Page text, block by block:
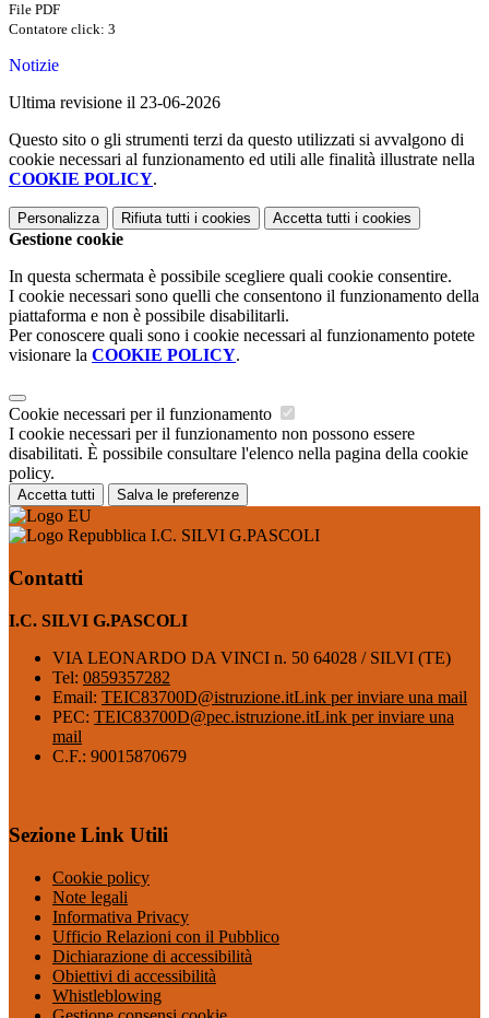
File PDF
Contatore click: 3
Notizie
Ultima revisione il 23-06-2026
Questo sito o gli strumenti terzi da questo utilizzati si avvalgono di
cookie necessari al funzionamento ed utili alle finalità illustrate nella
COOKIE POLICY.
Personalizza Rifiuta tutti i cookies Accetta tutti i cookies
Gestione cookie
In questa schermata è possibile scegliere quali cookie consentire.
I cookie necessari sono quelli che consentono il funzionamento della
piattaforma e non è possibile disabilitarli.
Per conoscere quali sono i cookie necessari al funzionamento potete
visionare la COOKIE POLICY.
Cookie necessari per il funzionamento
I cookie necessari per il funzionamento non possono essere
disabilitati. È possibile consultare l'elenco nella pagina della cookie
policy.
Accetta tutti Salva le preferenze
I.C. SILVI G.PASCOLI
Contatti
I.C. SILVI G.PASCOLI
VIA LEONARDO DA VINCI n. 50 64028 / SILVI (TE)
Tel: 0859357282
Email: TEIC83700D@istruzione.itLink per inviare una mail
PEC: TEIC83700D@pec.istruzione.itLink per inviare una
mail
C.F.: 90015870679
Sezione Link Utili
Cookie policy
Note legali
Informativa Privacy
Ufficio Relazioni con il Pubblico
Dichiarazione di accessibilità
Obiettivi di accessibilità
Whistleblowing